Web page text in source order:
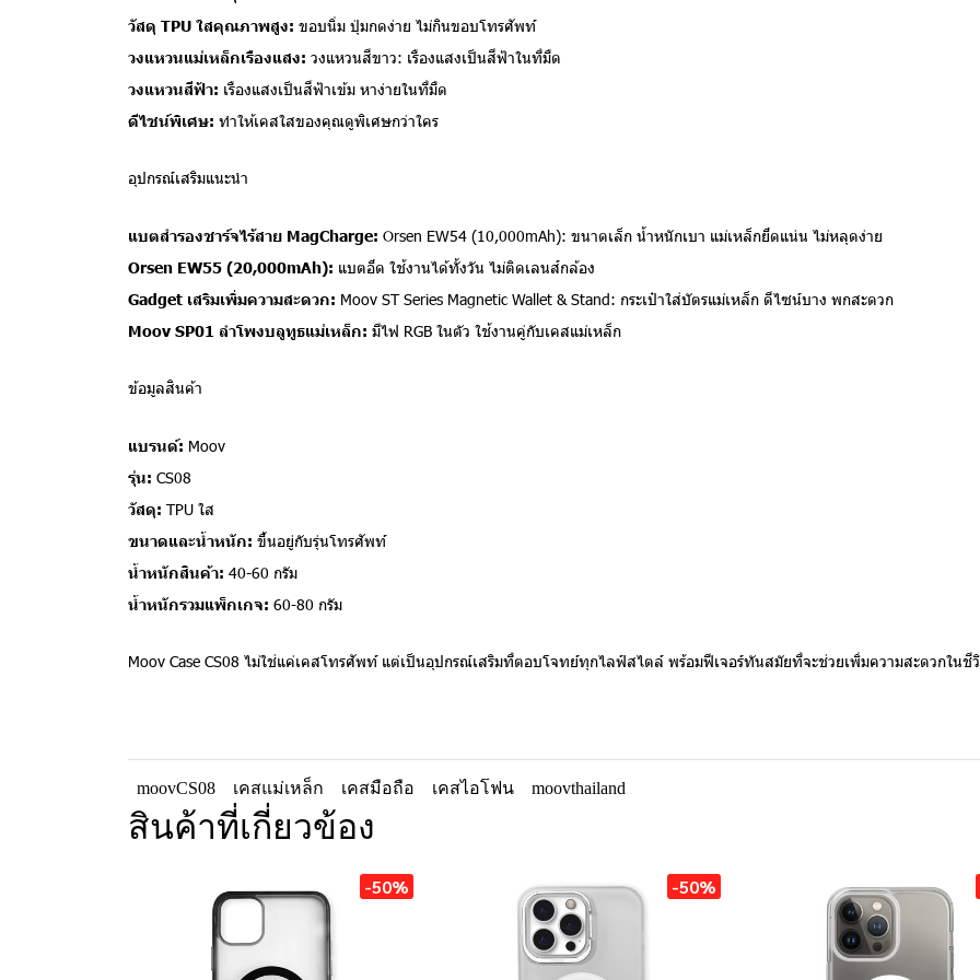
วัสดุ TPU ใสคุณภาพสูง: ขอบนิ่ม ปุ่มกดง่าย ไม่กินขอบโทรศัพท์
วงแหวนแม่เหล็กเรืองแสง: วงแหวนสีขาว: เรืองแสงเป็นสีฟ้าในที่มืด
วงแหวนสีฟ้า: เรืองแสงเป็นสีฟ้าเข้ม หาง่ายในที่มืด
ดีไซน์พิเศษ: ทำให้เคสใสของคุณดูพิเศษกว่าใคร
อุปกรณ์เสริมแนะนำ
แบตสำรองชาร์จไร้สาย MagCharge: Orsen EW54 (10,000mAh): ขนาดเล็ก น้ำหนักเบา แม่เหล็กยึดแน่น ไม่หลุดง่าย
Orsen EW55 (20,000mAh): แบตอึด ใช้งานได้ทั้งวัน ไม่ติดเลนส์กล้อง
Gadget เสริมเพิ่มความสะดวก: Moov ST Series Magnetic Wallet & Stand: กระเป๋าใส่บัตรแม่เหล็ก ดีไซน์บาง พกสะดวก
Moov SP01 ลำโพงบลูทูธแม่เหล็ก: มีไฟ RGB ในตัว ใช้งานคู่กับเคสแม่เหล็ก
ข้อมูลสินค้า
แบรนด์: Moov
รุ่น: CS08
วัสดุ: TPU ใส
ขนาดและน้ำหนัก: ขึ้นอยู่กับรุ่นโทรศัพท์
น้ำหนักสินค้า: 40-60 กรัม
น้ำหนักรวมแพ็กเกจ: 60-80 กรัม
Moov Case CS08 ไม่ใช่แค่เคสโทรศัพท์ แต่เป็นอุปกรณ์เสริมที่ตอบโจทย์ทุกไลฟ์สไตล์ พร้อมฟีเจอร์ทันสมัยที่จะช่วยเพิ่มความสะดวกในชี
moovCS08 เคสแม่เหล็ก เคสมือถือ เคสไอโฟน moovthailand
สินค้าที่เกี่ยวข้อง
-50% -50%